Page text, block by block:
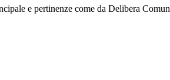
e pertinenze come da Delibera